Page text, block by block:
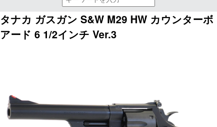
タナカ ガスガン S&W M29 HW カウンターボ
アード 6 1/2インチ Ver.3